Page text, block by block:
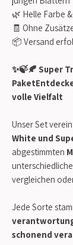
🌿 Helle Farbe
🧾 Ohne
📦 Versand
✨🍃🍂 Super
volle Vielfalt
Unser Set
White und
abgestimmten
vergleichen
Jede Sorte
schonend